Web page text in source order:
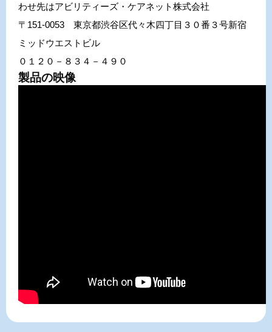
わせ先はアビリティーズ・ケアネット株式会社
〒151-0053 東京都渋谷区代々木四丁目３０番３号新宿
ミッドウエストビル
０１２０－８３４－４９０
製品の映像